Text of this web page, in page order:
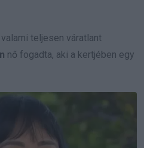
teljesen váratlant
nő fogadta, aki a kertjében egy